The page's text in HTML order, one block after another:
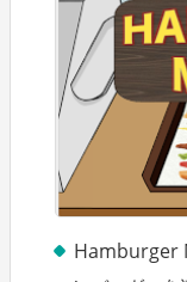
Hamburger